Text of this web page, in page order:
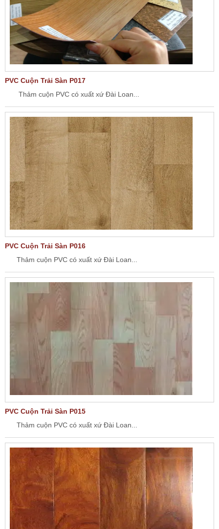
PVC Cuộn Trải Sàn P017
Thảm cuộn PVC có xuất xứ Đài Loan...
PVC Cuộn Trải Sàn P016
Thảm cuộn PVC có xuất xứ Đài Loan...
PVC Cuộn Trải Sàn P015
Thảm cuộn PVC có xuất xứ Đài Loan...